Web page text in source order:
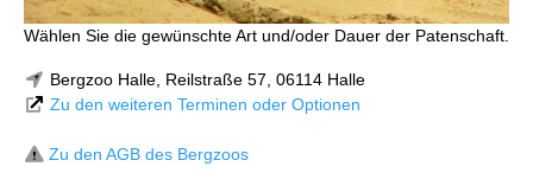
Wählen Sie die gewünschte Art und/oder Dauer der Patenschaft.
Bergzoo Halle, Reilstraße 57, 06114 Halle
Zu den weiteren Terminen oder Optionen
Zu den AGB des Bergzoos